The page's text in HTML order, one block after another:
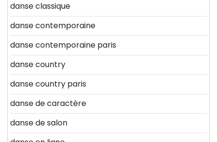
danse classique
danse contemporaine
danse contemporaine paris
danse country
danse country paris
danse de caractère
danse de salon